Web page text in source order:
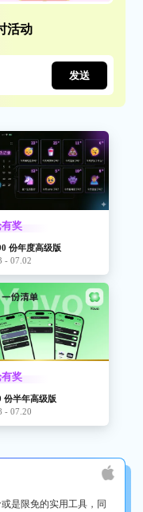
活动
发送
奖
份年度高级版
- 07.02
奖
份半年高级版
- 07.20
是限免的实用工具，同